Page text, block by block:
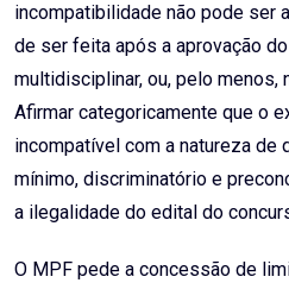
incompatibilidade não pode ser
de ser feita após a aprovação
multidisciplinar, ou, pelo menos,
Afirmar categoricamente que o
incompatível com a natureza de
mínimo, discriminatório e
a ilegalidade do edital do
O MPF pede a concessão de